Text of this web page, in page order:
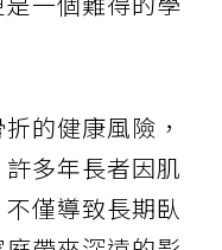
的健康風險，
多年長者因肌
僅導致長期臥